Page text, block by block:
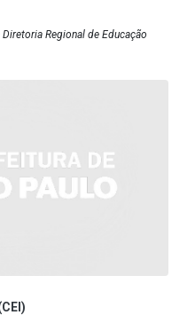
Regional de Educação